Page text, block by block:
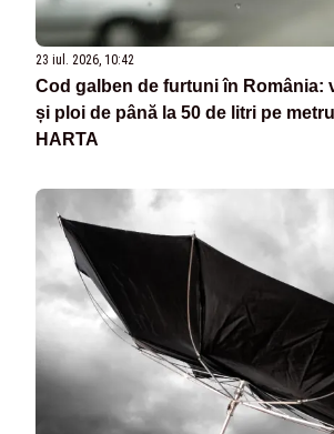
23 iul. 2026, 10:42
Cod galben de furtuni în România:
și ploi de până la 50 de litri pe
HARTA